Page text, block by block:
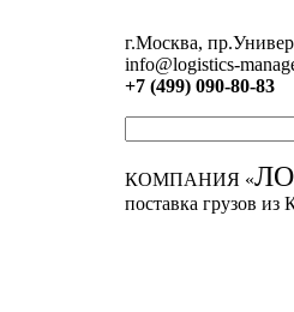
г.Москва,
info@logistics-
+7 (499) 090-80-83
КОМПАНИЯ «
поставка грузов из